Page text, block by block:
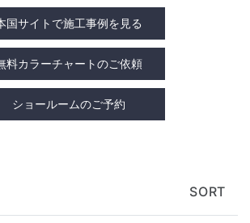
国サイトで施工事例を見る
料カラーチャートのご依頼
ショールームのご予約
SORT